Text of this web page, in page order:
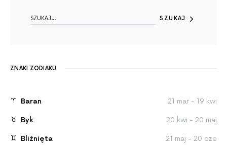
SZUKAJ
ZNAKI ZODIAKU
Baran 21 mar - 19 kwi
Byk 20 kwi - 20 maj
Bliźnięta 21 maj - 20 cze